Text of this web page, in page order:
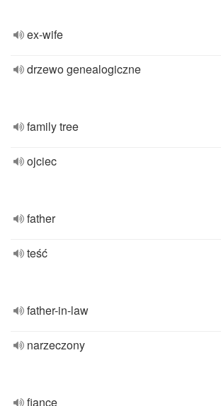
ex-wife
drzewo genealogiczne
family tree
ojciec
father
teść
father-in-law
narzeczony
fiance